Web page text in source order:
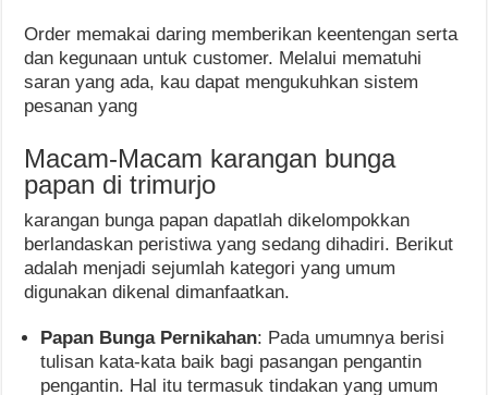
Order memakai daring memberikan keentengan serta
dan kegunaan untuk customer. Melalui mematuhi
saran yang ada, kau dapat mengukuhkan sistem
pesanan yang
Macam-Macam karangan bunga
papan di trimurjo
karangan bunga papan dapatlah dikelompokkan
berlandaskan peristiwa yang sedang dihadiri. Berikut
adalah menjadi sejumlah kategori yang umum
digunakan dikenal dimanfaatkan.
Papan Bunga Pernikahan: Pada umumnya berisi
tulisan kata-kata baik bagi pasangan pengantin
pengantin. Hal itu termasuk tindakan yang umum